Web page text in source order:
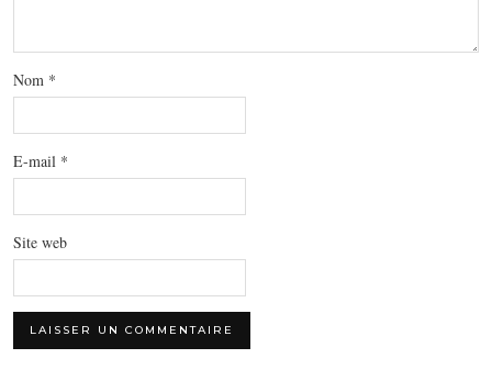
Nom *
E-mail *
Site web